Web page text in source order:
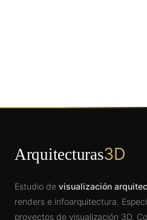
Arquitecturas3D
Estudio de visualización
renders e infoarquitectura.
proyectos de visualización 3D.